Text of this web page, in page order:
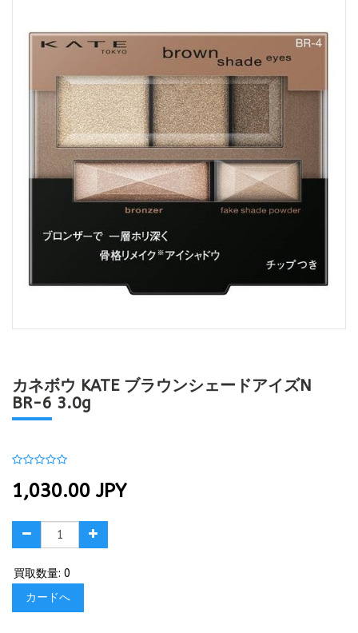
カネボウ KATE ブラウンシェードアイズN
BR-6 3.0g
1,030.00 JPY
買取数量: 0
カードへ